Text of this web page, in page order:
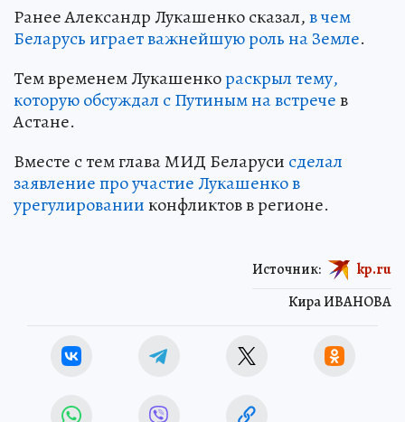
Ранее Александр Лукашенко сказал,в чем
Беларусь играет важнейшую роль на Земле.
Тем временем Лукашенкораскрыл тему,
которую обсуждал с Путиным на встречев
Астане.
Вместе с тем глава МИД Беларуси сделал
заявление про участие Лукашенко в
урегулированииконфликтов в регионе.
Кира ИВАНОВА
Источник: kp.ru